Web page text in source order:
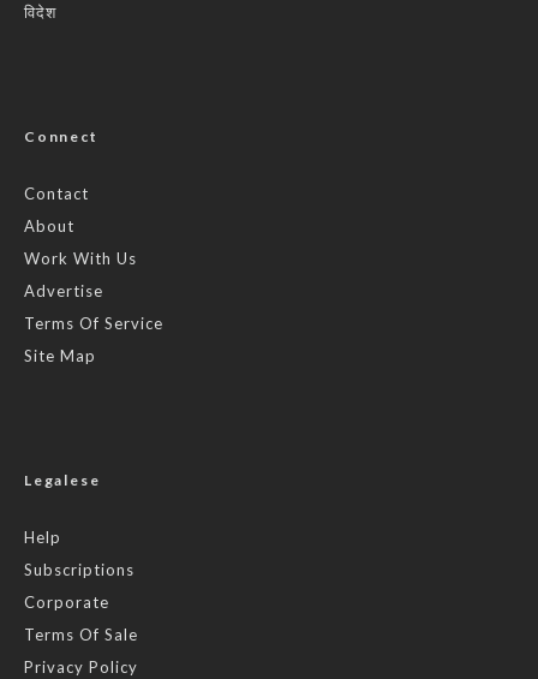
विदेश
Connect
Contact
About
Work With Us
Advertise
Terms Of Service
Site Map
Legalese
Help
Subscriptions
Corporate
Terms Of Sale
Privacy Policy